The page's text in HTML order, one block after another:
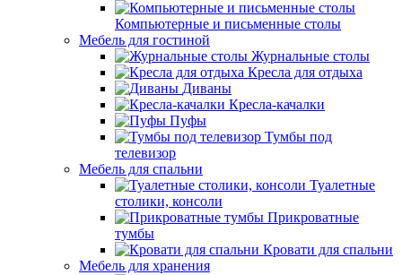
Компьютерные и письменные столы
Мебель для гостиной
Журнальные столы
Кресла для отдыха
Диваны
Кресла-качалки
Пуфы
Тумбы под
телевизор
Мебель для спальни
Туалетные
столики, консоли
Прикроватные
тумбы
Кровати для спальни
Мебель для хранения